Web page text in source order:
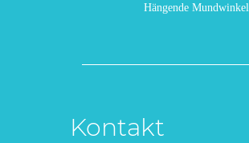
Hängende Mundwinkel
Kontakt